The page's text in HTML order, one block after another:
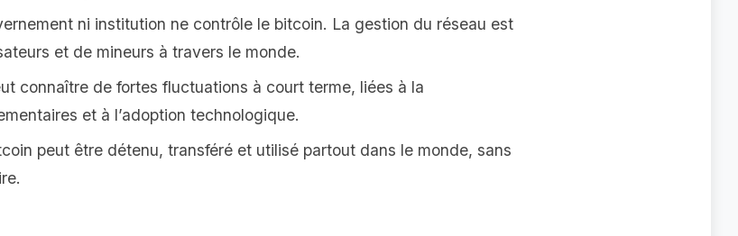
ni institution ne contrôle le bitcoin. La gestion du réseau est
et de mineurs à travers le monde.
connaître de fortes fluctuations à court terme, liées à la
et à l’adoption technologique.
peut être détenu, transféré et utilisé partout dans le monde, sans